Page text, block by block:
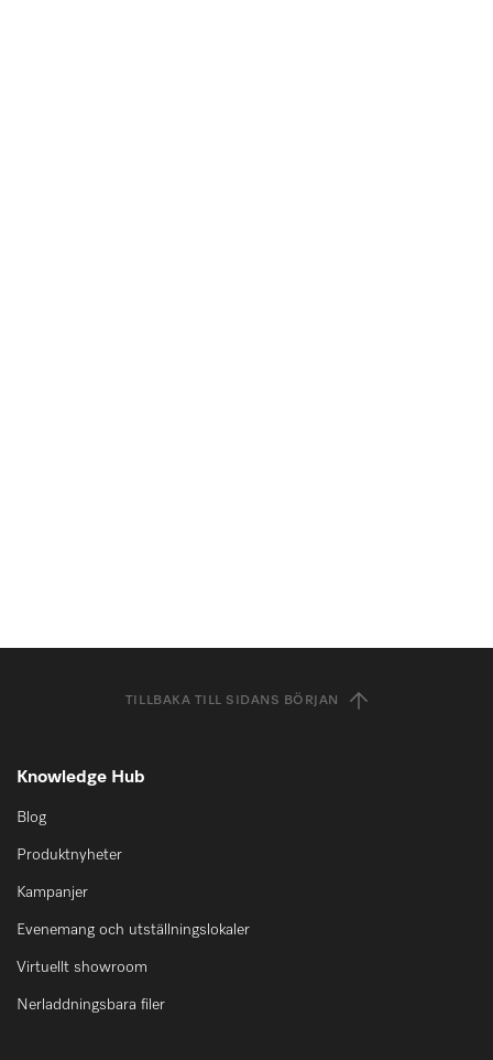
TILLBAKA TILL SIDANS BÖRJAN
Knowledge Hub
Blog
Produktnyheter
Kampanjer
Evenemang och utställningslokaler
Virtuellt showroom
Nerladdningsbara filer